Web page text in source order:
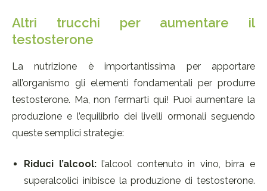
Altri trucchi per aumentare il
testosterone
La nutrizione è importantissima per apportare
all’organismo gli elementi fondamentali per produrre
testosterone. Ma, non fermarti qui! Puoi aumentare la
produzione e l’equilibrio dei livelli ormonali seguendo
queste semplici strategie:
Riduci l’alcool:l’alcool contenuto in vino, birra e
superalcolici inibisce la produzione di testosterone.